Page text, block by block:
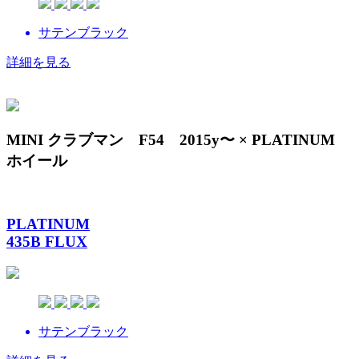
サテンブラック
詳細を見る
MINI クラブマン F54 2015y〜 × PLATINUM
ホイール
PLATINUM
435B FLUX
サテンブラック